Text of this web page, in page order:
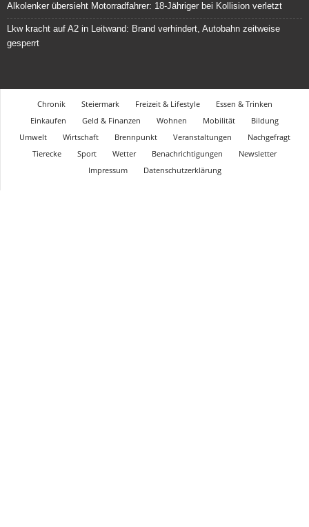
Alkolenker übersieht Motorradfahrer: 18-Jähriger bei Kollision verletzt
Lkw kracht auf A2 in Leitwand: Brand verhindert, Autobahn zeitweise
gesperrt
Chronik Steiermark Freizeit & Lifestyle
Essen & Trinken
Einkaufen
Geld & Finanzen Wohnen Mobilität
Bildung
Umwelt
Wirtschaft Brennpunkt Veranstaltungen
Nachgefragt
Tierecke
Sport Wetter Benachrichtigungen
Newsletter
Impressum
Datenschutzerklärung